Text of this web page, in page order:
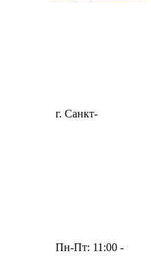
г. Санкт-
Пн-Пт: 11:00 -